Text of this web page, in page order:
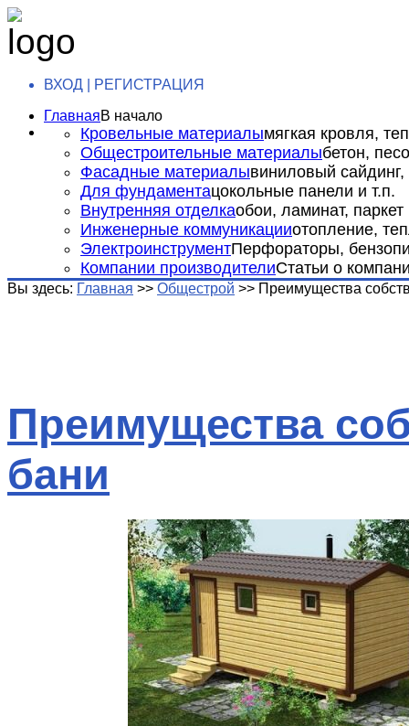
ВХОД | РЕГИСТРАЦИЯ
ГлавнаяВ начало
Кровельные материалымягкая кровля,
Общестроительные материалыбетон,
Фасадные материалывиниловый сайдинг,
Для фундаментацокольные панели и т.п.
Внутренняя отделкаобои, ламинат, паркет
Инженерные коммуникацииотопление,
ЭлектроинструментПерфораторы,
Компании производителиСтатьи о
Вы здесь: Главная >> Общестрой >> Преимущества
Преимущества
бани